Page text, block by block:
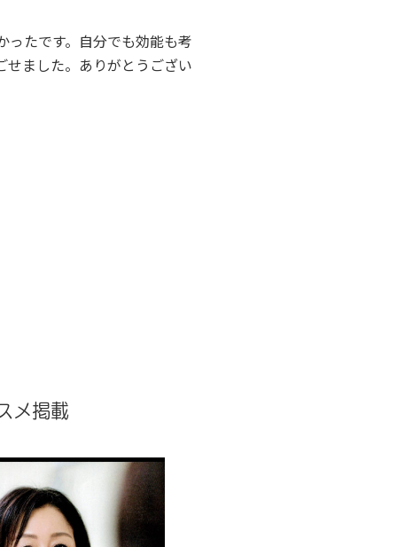
ったです。自分でも効能も考
せました。ありがとうござい
メ掲載